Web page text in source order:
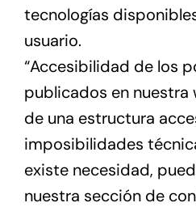
tecnologías
usuario.
“Accesibilidad de los
publicados en nuestra
de una estructura
imposibilidades
existe necesidad,
nuestra sección de